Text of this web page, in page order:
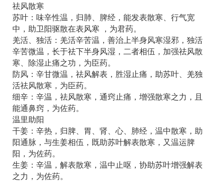
祛风散寒
苏叶：味辛性温，归肺、脾经，能发表散寒、行气宽
中，助卫阳驱散在表风寒 ，为君药。
羌活、独活：羌活辛苦温，善治上半身风寒湿邪，独活
辛苦微温，长于祛下半身风湿，二者相伍，加强祛风散
寒、除湿止痛之功，为臣药。
防风：辛甘微温，祛风解表，胜湿止痛，助苏叶、羌独
活祛风散寒，为臣药。
细辛：辛温，祛风散寒，通窍止痛，增强散寒之力，且
能通鼻窍，为佐药。
温里助阳
干姜：辛热，归脾、胃、肾、心、肺经，温中散寒，助
阳通脉，与生姜相伍，既助苏叶解表散寒，又温运脾
阳，为佐药。
生姜：辛温，解表散寒，温中止呕，协助苏叶增强解表
之力，为佐药。